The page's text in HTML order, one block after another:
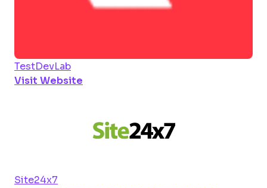
TestDevLab
Visit Website
Site24x7